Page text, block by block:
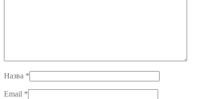
Назва *
Email *